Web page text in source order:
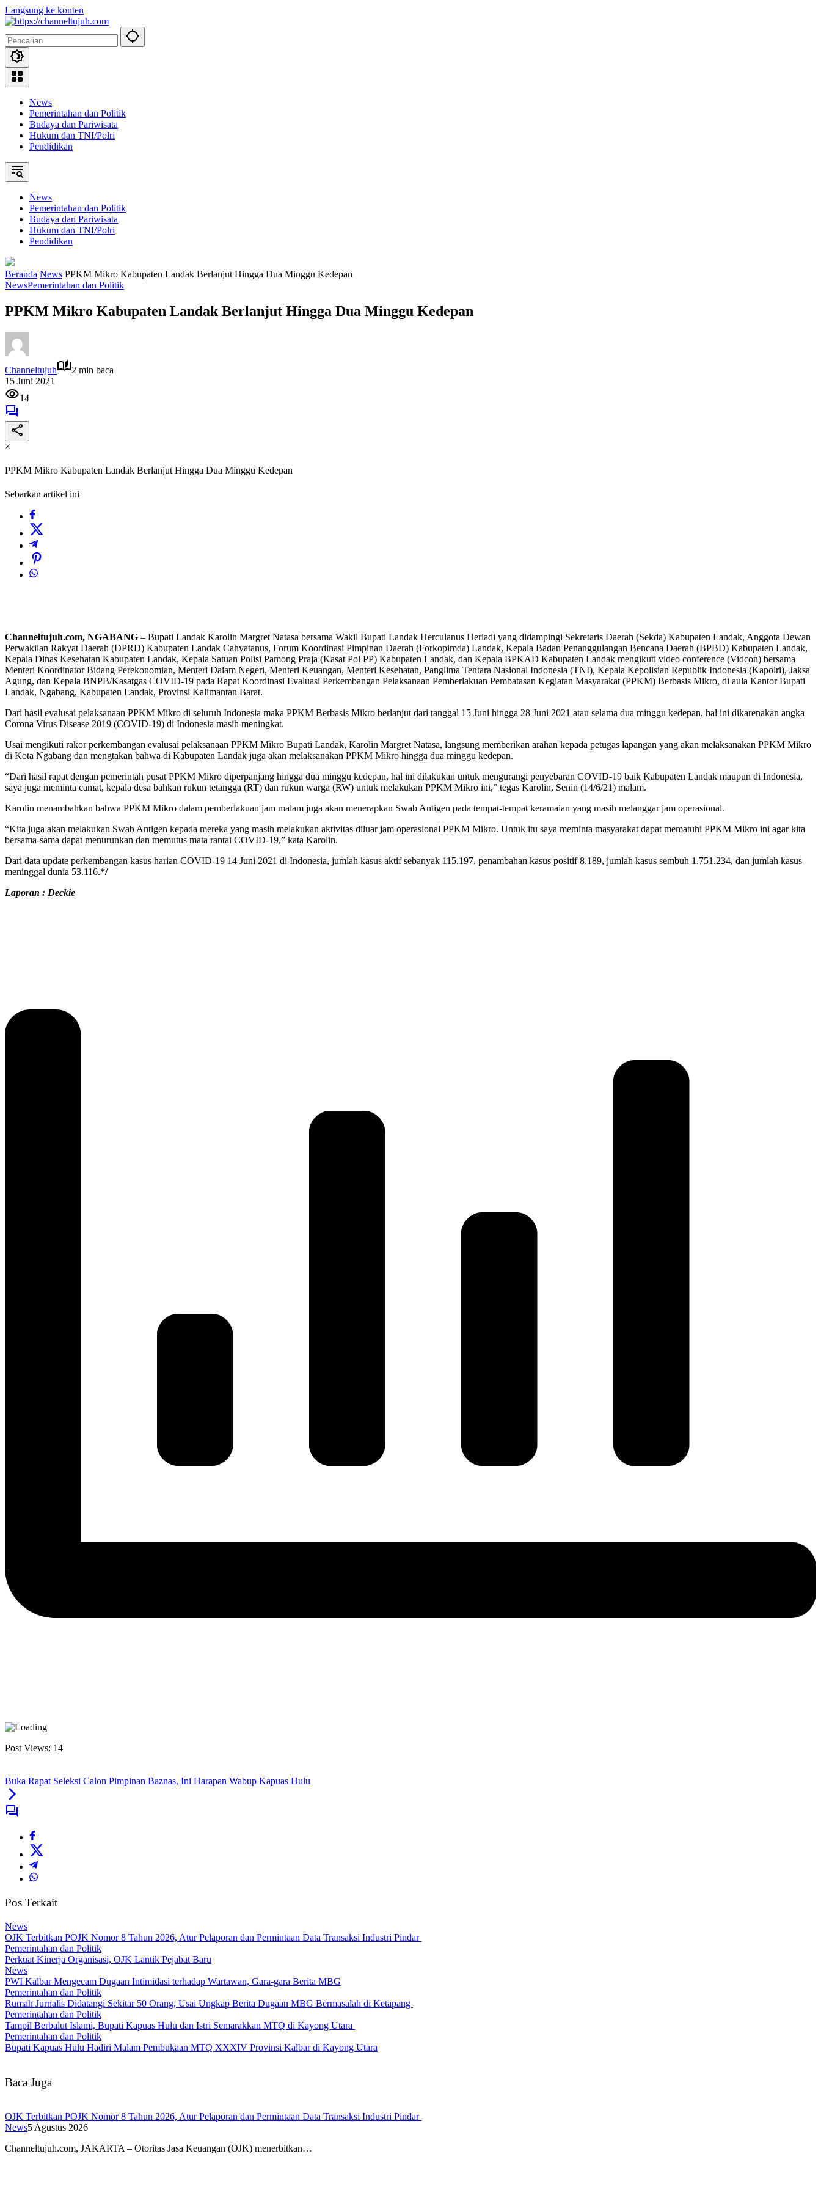
Langsung ke konten
News
Pemerintahan dan Politik
Budaya dan Pariwisata
Hukum dan TNI/Polri
Pendidikan
News
Pemerintahan dan Politik
Budaya dan Pariwisata
Hukum dan TNI/Polri
Pendidikan
Beranda News PPKM Mikro Kabupaten Landak Berlanjut Hingga Dua Minggu Kedepan
NewsPemerintahan dan Politik
PPKM Mikro Kabupaten Landak Berlanjut Hingga Dua Minggu Kedepan
Channeltujuh
2 min baca
15 Juni 2021
14
×
PPKM Mikro Kabupaten Landak Berlanjut Hingga Dua Minggu Kedepan
Sebarkan artikel ini
Channeltujuh.com, NGABANG – Bupati Landak Karolin Margret Natasa bersama Wakil Bupati Landak Herculanus Heriadi yang didampingi Sekretaris Daerah (Sekda) Kabupaten Landak, Anggota Dewan
Perwakilan Rakyat Daerah (DPRD) Kabupaten Landak Cahyatanus, Forum Koordinasi Pimpinan Daerah (Forkopimda) Landak, Kepala Badan Penanggulangan Bencana Daerah (BPBD) Kabupaten Landak,
Kepala Dinas Kesehatan Kabupaten Landak, Kepala Satuan Polisi Pamong Praja (Kasat Pol PP) Kabupaten Landak, dan Kepala BPKAD Kabupaten Landak mengikuti video conference (Vidcon) bersama
Menteri Koordinator Bidang Perekonomian, Menteri Dalam Negeri, Menteri Keuangan, Menteri Kesehatan, Panglima Tentara Nasional Indonesia (TNI), Kepala Kepolisian Republik Indonesia (Kapolri), Jaksa
Agung, dan Kepala BNPB/Kasatgas COVID-19 pada Rapat Koordinasi Evaluasi Perkembangan Pelaksanaan Pemberlakuan Pembatasan Kegiatan Masyarakat (PPKM) Berbasis Mikro, di aula Kantor Bupati
Landak, Ngabang, Kabupaten Landak, Provinsi Kalimantan Barat.
Dari hasil evalusai pelaksanaan PPKM Mikro di seluruh Indonesia maka PPKM Berbasis Mikro berlanjut dari tanggal 15 Juni hingga 28 Juni 2021 atau selama dua minggu kedepan, hal ini dikarenakan angka
Corona Virus Disease 2019 (COVID-19) di Indonesia masih meningkat.
Usai mengikuti rakor perkembangan evalusai pelaksanaan PPKM Mikro Bupati Landak, Karolin Margret Natasa, langsung memberikan arahan kepada petugas lapangan yang akan melaksanakan PPKM Mikro
di Kota Ngabang dan mengtakan bahwa di Kabupaten Landak juga akan melaksanakan PPKM Mikro hingga dua minggu kedepan.
“Dari hasil rapat dengan pemerintah pusat PPKM Mikro diperpanjang hingga dua minggu kedepan, hal ini dilakukan untuk mengurangi penyebaran COVID-19 baik Kabupaten Landak maupun di Indonesia,
saya juga meminta camat, kepala desa bahkan rukun tetangga (RT) dan rukun warga (RW) untuk melakukan PPKM Mikro ini,” tegas Karolin, Senin (14/6/21) malam.
Karolin menambahkan bahwa PPKM Mikro dalam pemberlakuan jam malam juga akan menerapkan Swab Antigen pada tempat-tempat keramaian yang masih melanggar jam operasional.
“Kita juga akan melakukan Swab Antigen kepada mereka yang masih melakukan aktivitas diluar jam operasional PPKM Mikro. Untuk itu saya meminta masyarakat dapat mematuhi PPKM Mikro ini agar kita
bersama-sama dapat menurunkan dan memutus mata rantai COVID-19,” kata Karolin.
Dari data update perkembangan kasus harian COVID-19 14 Juni 2021 di Indonesia, jumlah kasus aktif sebanyak 115.197, penambahan kasus positif 8.189, jumlah kasus sembuh 1.751.234, dan jumlah kasus
meninggal dunia 53.116.*/
Laporan : Deckie
Post Views: 14
Buka Rapat Seleksi Calon Pimpinan Baznas, Ini Harapan Wabup Kapuas Hulu
Pos Terkait
News
OJK Terbitkan POJK Nomor 8 Tahun 2026, Atur Pelaporan dan Permintaan Data Transaksi Industri Pindar
Pemerintahan dan Politik
Perkuat Kinerja Organisasi, OJK Lantik Pejabat Baru
News
PWI Kalbar Mengecam Dugaan Intimidasi terhadap Wartawan, Gara-gara Berita MBG
Pemerintahan dan Politik
Rumah Jurnalis Didatangi Sekitar 50 Orang, Usai Ungkap Berita Dugaan MBG Bermasalah di Ketapang
Pemerintahan dan Politik
Tampil Berbalut Islami, Bupati Kapuas Hulu dan Istri Semarakkan MTQ di Kayong Utara
Pemerintahan dan Politik
Bupati Kapuas Hulu Hadiri Malam Pembukaan MTQ XXXIV Provinsi Kalbar di Kayong Utara
Baca Juga
OJK Terbitkan POJK Nomor 8 Tahun 2026, Atur Pelaporan dan Permintaan Data Transaksi Industri Pindar
News5 Agustus 2026
Channeltujuh.com, JAKARTA – Otoritas Jasa Keuangan (OJK) menerbitkan…